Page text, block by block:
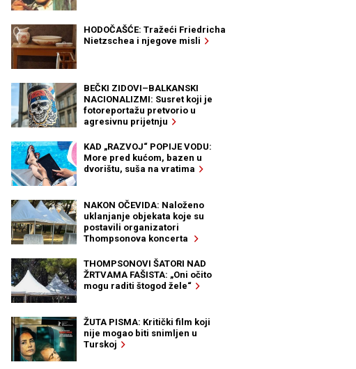
HODOČAŠĆE: Tražeći Friedricha
Nietzschea i njegove misli
BEČKI ZIDOVI–BALKANSKI
NACIONALIZMI: Susret koji je
fotoreportažu pretvorio u
agresivnu prijetnju
KAD „RAZVOJ“ POPIJE VODU:
More pred kućom, bazen u
dvorištu, suša na vratima
NAKON OČEVIDA: Naloženo
uklanjanje objekata koje su
postavili organizatori
Thompsonova koncerta
THOMPSONOVI ŠATORI NAD
ŽRTVAMA FAŠISTA: „Oni očito
mogu raditi štogod žele“
ŽUTA PISMA: Kritički film koji
nije mogao biti snimljen u
Turskoj